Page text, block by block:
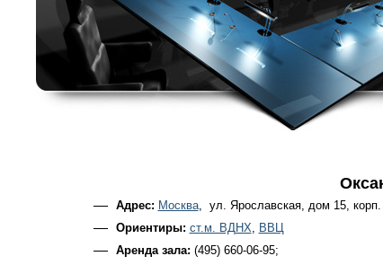
Адрес: Москва, ул. Ярославская, дом 15, корп.
Ориентиры: ст.м. ВДНХ, ВВЦ
Аренда зала: (495) 660-06-95;